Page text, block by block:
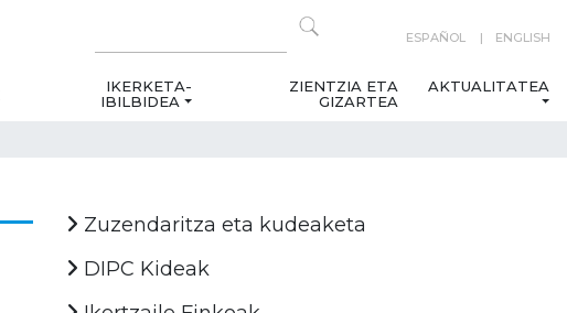
ESPAÑOL ENGLISH
IKERKETA-
IBILBIDEA
ZIENTZIA ETA
GIZARTEA
AKTUALITATEA
Zuzendaritza eta kudeaketa
DIPC Kideak